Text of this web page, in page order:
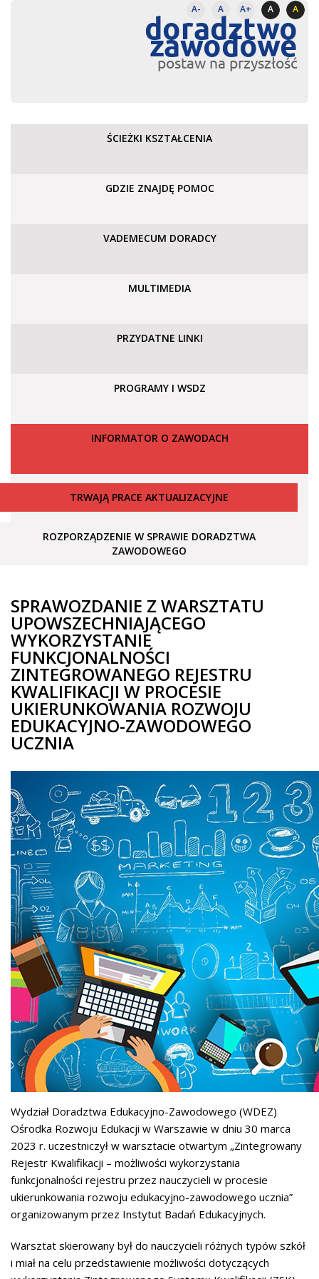
A- A A+ A A
doradztwo
zawodowe
postaw na przyszłość
ŚCIEŻKI KSZTAŁCENIA
GDZIE ZNAJDĘ POMOC
VADEMECUM DORADCY
MULTIMEDIA
PRZYDATNE LINKI
PROGRAMY I WSDZ
INFORMATOR O ZAWODACH
TRWAJĄ PRACE AKTUALIZACYJNE
ROZPORZĄDZENIE W SPRAWIE DORADZTWA
ZAWODOWEGO
SPRAWOZDANIE Z WARSZTATU
UPOWSZECHNIAJĄCEGO
WYKORZYSTANIE
FUNKCJONALNOŚCI
ZINTEGROWANEGO REJESTRU
KWALIFIKACJI W PROCESIE
UKIERUNKOWANIA ROZWOJU
EDUKACYJNO-ZAWODOWEGO
UCZNIA
Wydział Doradztwa Edukacyjno-Zawodowego (WDEZ)
Ośrodka Rozwoju Edukacji w Warszawie w dniu 30 marca
2023 r. uczestniczył w warsztacie otwartym „Zintegrowany
Rejestr Kwalifikacji – możliwości wykorzystania
funkcjonalności rejestru przez nauczycieli w procesie
ukierunkowania rozwoju edukacyjno-zawodowego ucznia”
organizowanym przez Instytut Badań Edukacyjnych.
Warsztat skierowany był do nauczycieli różnych typów szkół
i miał na celu przedstawienie możliwości dotyczących